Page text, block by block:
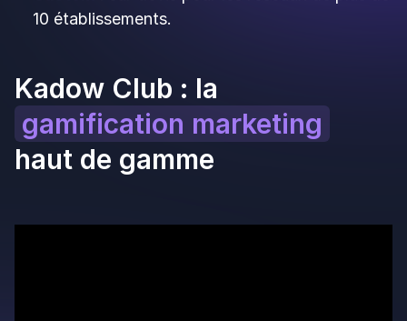
fidélisation SMS, sans engagement long ni
👉 Up Review est pensé pour les commerces
qui veulent un outil simple, direct et orienté
résultats sur les avis Google, avec un budget